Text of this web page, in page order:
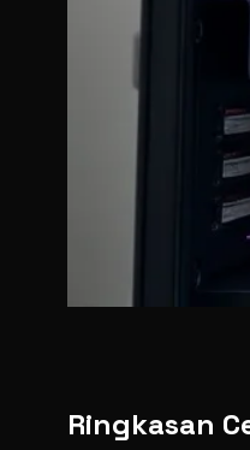
Ringkasan